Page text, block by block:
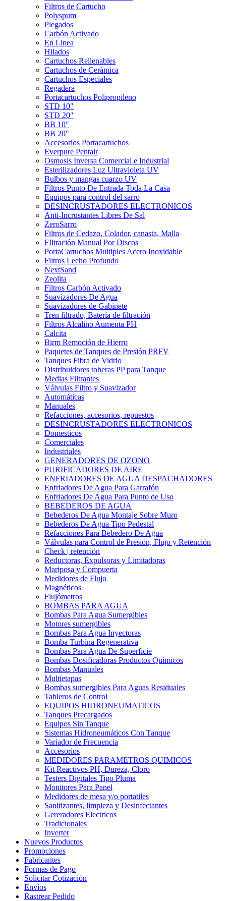
Filtros de Cartucho
Polyspum
Plegados
Carbón Activado
En Linea
Hilados
Cartuchos Rellenables
Cartuchos de Cerámica
Cartuchos Especiales
Regadera
Portacartuchos Polipropileno
STD 10"
STD 20"
BB 10"
BB 20"
Accesorios Portacartuchos
Everpure Pentair
Osmosis Inversa Comercial e Industrial
Esterilizadores Luz Ultravioleta UV
Bulbos y mangas cuarzo UV
Filtros Punto De Entrada Toda La Casa
Equipos para control del sarro
DESINCRUSTADORES ELECTRONICOS
Anti-Incrustantes Libres De Sal
ZeroSarro
Filtros de Cedazo, Colador, canasta, Malla
FIltración Manual Por Discos
PortaCartuchos Multiples Acero Inoxidable
Filtros Lecho Profundo
NextSand
Zeolita
Filtros Carbón Activado
Suavizadores De Agua
Suavizadores de Gabinete
Tren filtrado, Batería de filtración
Filtros Alcalino Aumenta PH
Calcita
Birm Remoción de Hierro
Paquetes de Tanques de Presión PRFV
Tanques Fibra de Vidrio
Distribuidores toberas PP para Tanque
Medias Filtrantes
Válvulas Filtro y Suavizador
Automáticas
Manuales
Refacciones, accesorios, repuestos
DESINCRUSTADORES ELECTRONICOS
Domesticos
Comerciales
Industriales
GENERADORES DE OZONO
PURIFICADORES DE AIRE
ENFRIADORES DE AGUA DESPACHADORES
Enfriadores De Agua Para Garrafón
Enfriadores De Agua Para Punto de Uso
BEBEDEROS DE AGUA
Bebederos De Agua Montaje Sobre Muro
Bebederos De Agua Tipo Pedestal
Refacciones Para Bebedero De Agua
Válvulas para Control de Presión, Flujo y Retención
Check | retención
Reductoras, Expulsoras y Limitadoras
Mariposa y Compuerta
Medidores de Flujo
Magnéticos
Flujómetros
BOMBAS PARA AGUA
Bombas Para Agua Sumergibles
Motores sumergibles
Bombas Para Agua Inyectoras
Bomba Turbina Regenerativa
Bombas Para Agua De Superficie
Bombas Dosificadoras Productos Químicos
Bombas Manuales
Multietapas
Bombas sumergibles Para Aguas Residuales
Tableros de Control
EQUIPOS HIDRONEUMATICOS
Tanques Precargados
Equipos Sin Tanque
Sistemas Hidroneumáticos Con Tanque
Variador de Frecuencia
Accesorios
MEDIDORES PARAMETROS QUIMICOS
Kit Reactivos PH, Dureza, Cloro
Testers Digitales Tipo Pluma
Monitores Para Panel
Medidores de mesa y/o portatiles
Sanitizantes, limpieza y Desinfectantes
Gereradores Electricos
Tradicionales
Inverter
Nuevos Productos
Promociones
Fabricantes
Formas de Pago
Solicitar Cotización
Envíos
Rastrear Pedido